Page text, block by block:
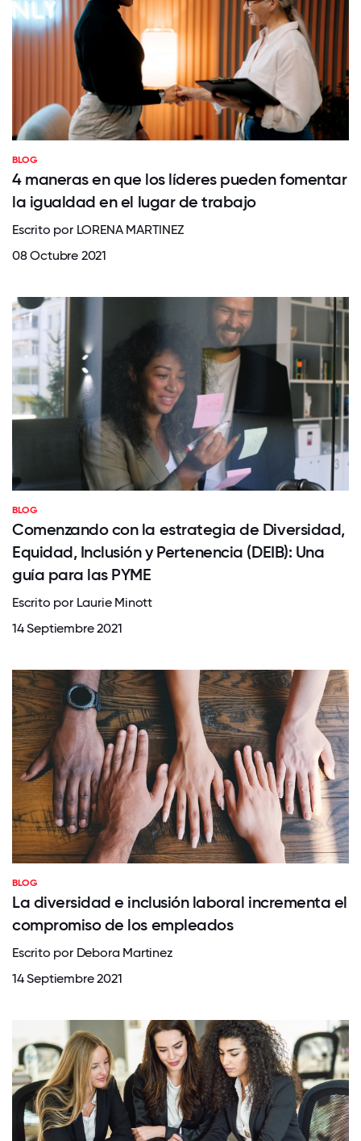
BLOG
4 maneras en que los líderes pueden fomentar
la igualdad en el lugar de trabajo
Escrito por LORENA MARTINEZ
08 Octubre 2021
BLOG
Comenzando con la estrategia de Diversidad,
Equidad, Inclusión y Pertenencia (DEIB): Una
guía para las PYME
Escrito por Laurie Minott
14 Septiembre 2021
BLOG
La diversidad e inclusión laboral incrementa el
compromiso de los empleados
Escrito por Debora Martinez
14 Septiembre 2021